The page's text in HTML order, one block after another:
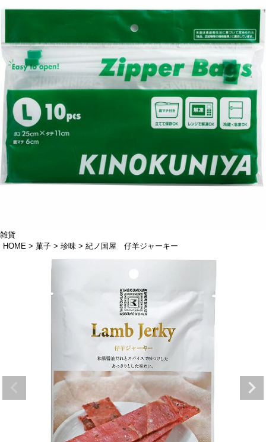
雑貨
HOME
菓子 珍味 紀ノ国屋 仔羊ジャーキー